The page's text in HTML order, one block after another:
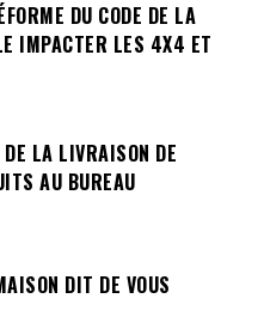
DU CODE DE LA
IMPACTER LES 4X4 ET
DE LA LIVRAISON DE
AU BUREAU
DIT DE VOUS